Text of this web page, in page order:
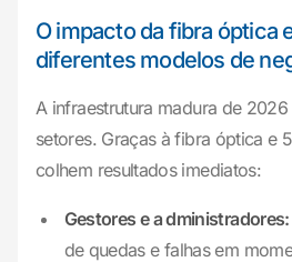
O impacto da fibra óptica
diferentes modelos de
A infraestrutura madura de
setores. Graças à fibra óptica e
colhem resultados imediatos:
Gestores e a dministradores:
de quedas e falhas em